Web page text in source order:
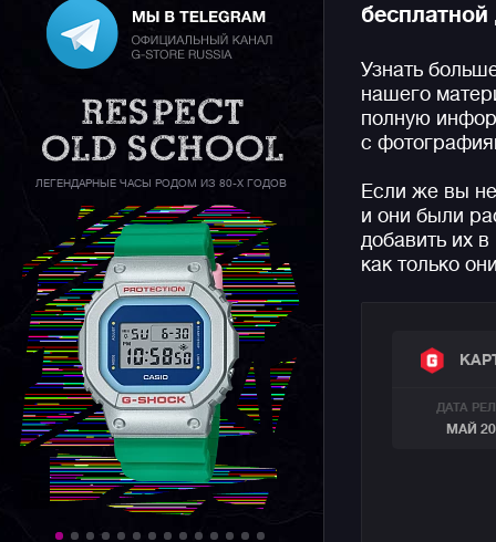
ЛЕГЕНДАРНЫЕ ЧАСЫ РОДОМ ИЗ 80-Х ГОДОВ
Узнать
нашего
полную
с
Если же вы
и они были
добавить их
как только
ДАТА
МАЙ